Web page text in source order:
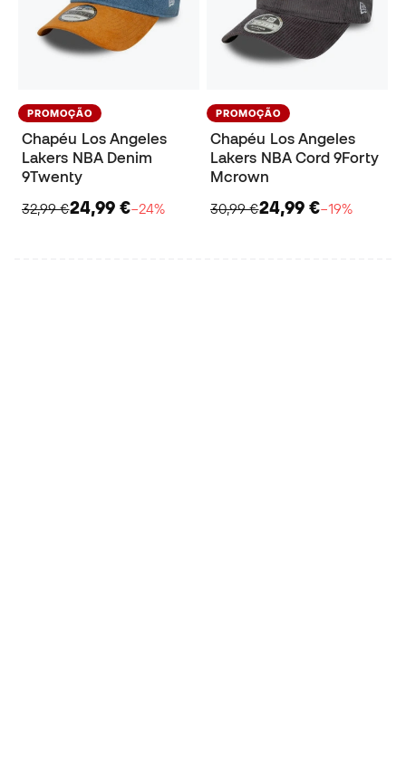
PROMOÇÃO
Chapéu Los Angeles
Lakers NBA Denim
9Twenty
32,99 €24,99 €−24%
PROMOÇÃO
Chapéu Los Angeles
Lakers NBA Cord 9Forty
Mcrown
30,99 €24,99 €−19%